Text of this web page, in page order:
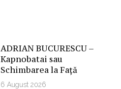
ADRIAN BUCURESCU –
Kapnobatai sau
Schimbarea la Față
6 August 2026